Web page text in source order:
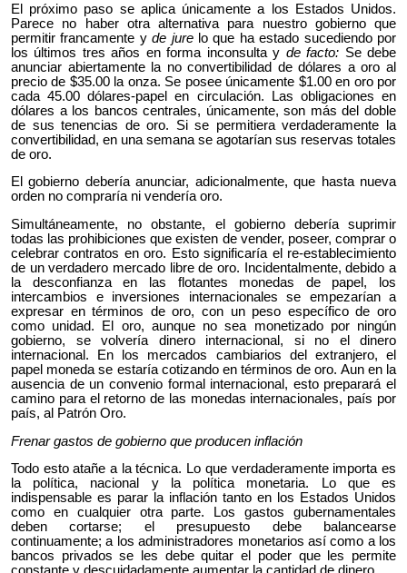
El próximo paso se aplica únicamente a los Estados Unidos.
Parece no haber otra alternativa para nuestro gobierno que
permitir francamente yde jurelo que ha estado sucediendo por
los últimos tres años en forma inconsulta y de facto: Se debe
anunciar abiertamente la no convertibilidad de dólares a oro al
precio de $35.00 la onza. Se posee únicamente $1.00 en oro por
cada 45.00 dólares-papel en circulación. Las obligaciones en
dólares a los bancos centrales, únicamente, son más del doble
de sus tenencias de oro. Si se permitiera verdaderamente la
convertibilidad, en una semana se agotarían sus reservas totales
de oro.
El gobierno debería anunciar, adicionalmente, que hasta nueva
orden no compraría ni vendería oro.
Simultáneamente, no obstante, el gobierno debería suprimir
todas las prohibiciones que existen de vender, poseer, comprar o
celebrar contratos en oro. Esto significaría el re-establecimiento
de un verdadero mercado libre de oro. Incidentalmente, debido a
la desconfianza en las flotantes monedas de papel, los
intercambios e inversiones internacionales se empezarían a
expresar en términos de oro, con un peso específico de oro
como unidad. El oro, aunque no sea monetizado por ningún
gobierno, se volvería dinero internacional, si no el dinero
internacional. En los mercados cambiarios del extranjero, el
papel moneda se estaría cotizando en términos de oro. Aun en la
ausencia de un convenio formal internacional, esto preparará el
camino para el retorno de las monedas internacionales, país por
país, al Patrón Oro.
Frenar gastos de gobierno que producen inflación
Todo esto atañe a la técnica. Lo que verdaderamente importa es
la política, nacional y la política monetaria. Lo que es
indispensable es parar la inflación tanto en los Estados Unidos
como en cualquier otra parte. Los gastos gubernamentales
deben cortarse; el presupuesto debe balancearse
continuamente; a los administradores monetarios así como a los
bancos privados se les debe quitar el poder que les permite